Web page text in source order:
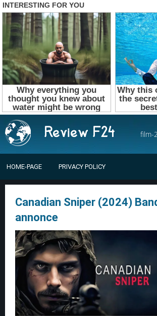
film-
HOME-PAGE PRIVACY POLICY
Canadian Sniper (2024)
annonce